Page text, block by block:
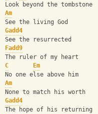
Look beyond the tombstone
Am
See the living God
Gadd4
See the resurrected
Fadd9
The ruler of my heart
C
Em
No one else above him
Am
None to match his worth
Gadd4
The hope of his returning